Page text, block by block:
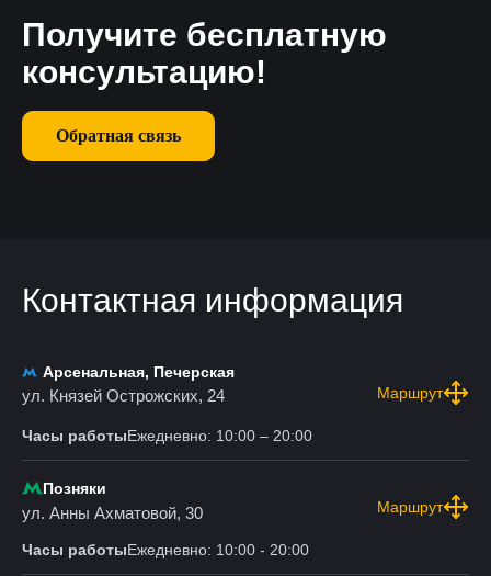
Получите бесплатную
консультацию!
Обратная связь
Контактная информация
Арсенальная, Печерская
ул. Князей Острожских, 24 Маршрут
Часы работыЕжедневно: 10:00 – 20:00
Позняки
ул. Анны Ахматовой, 30 Маршрут
Часы работыЕжедневно: 10:00 - 20:00